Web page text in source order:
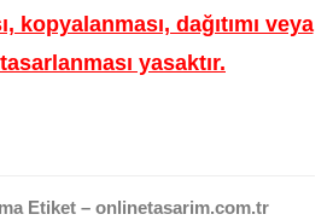
kopyalanması, dağıtımı veya
tasarlanması yasaktır.
Etiket – onlinetasarim.com.tr